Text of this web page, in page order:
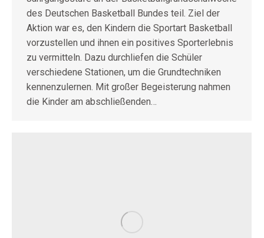
des Deutschen Basketball Bundes teil. Ziel der
Aktion war es, den Kindern die Sportart Basketball
vorzustellen und ihnen ein positives Sporterlebnis
zu vermitteln. Dazu durchliefen die Schüler
verschiedene Stationen, um die Grundtechniken
kennenzulernen. Mit großer Begeisterung nahmen
die Kinder am abschließenden…